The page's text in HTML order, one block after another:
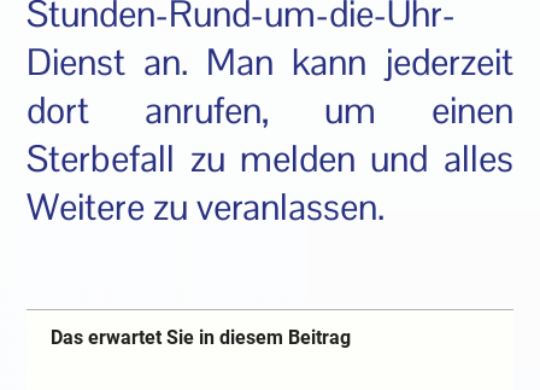
Stunden-Rund-um-die-Uhr-
Dienst an. Man kann jederzeit
dort anrufen, um einen
Sterbefall zu melden und alles
Weitere zu veranlassen.
Das erwartet Sie in diesem Beitrag